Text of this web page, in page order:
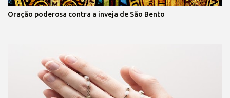
Oração poderosa contra a inveja de São Bento